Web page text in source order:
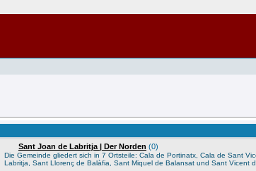
Sant Joan de Labritja | Der Norden (0)
Die Gemeinde gliedert sich in 7 Ortsteile: Cala de Portinatx, Cala de Sant
Labritja, Sant Llorenç de Balàfia, Sant Miquel de Balansat und Sant Vicent